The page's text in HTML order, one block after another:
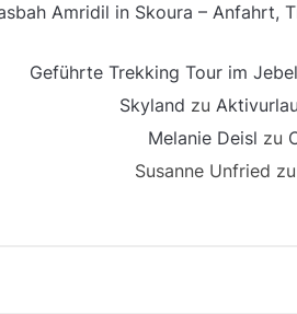
Amridil in Skoura – Anfahrt,
Geführte Trekking Tour im
Skyland zu
Melanie Deisl zu
Susanne Unfried zu